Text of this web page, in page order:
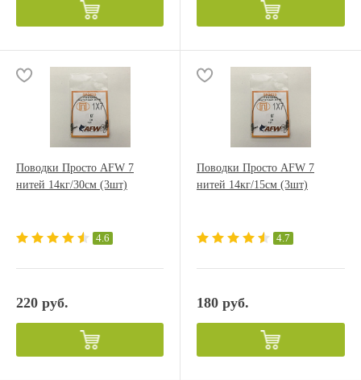
Поводки Просто AFW 7
нитей 14кг/30см (3шт)
4.6
220 руб.
Поводки Просто AFW 7
нитей 14кг/15см (3шт)
4.7
180 руб.